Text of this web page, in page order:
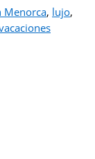
Menorca, lujo,